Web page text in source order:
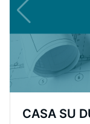
CASA SU